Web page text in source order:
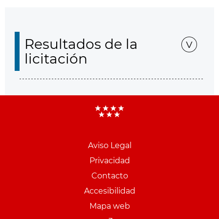
Resultados de la
licitación
Aviso Legal
Privacidad
Contacto
Accesibilidad
Mapa web